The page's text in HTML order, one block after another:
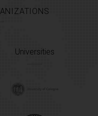
Universities